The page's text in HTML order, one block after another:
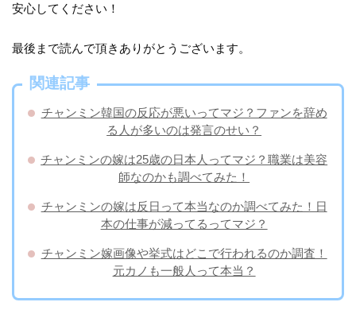
安心してください！
最後まで読んで頂きありがとうございます。
関連記事
チャンミン韓国の反応が悪いってマジ？ファンを辞め
る人が多いのは発言のせい？
チャンミンの嫁は25歳の日本人ってマジ？職業は美容
師なのかも調べてみた！
チャンミンの嫁は反日って本当なのか調べてみた！日
本の仕事が減ってるってマジ？
チャンミン嫁画像や挙式はどこで行われるのか調査！
元カノも一般人って本当？